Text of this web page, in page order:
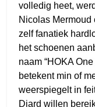
volledig heet,
Nicolas
zelf fanatiek
het schoenen
naam “HOKA
betekent min of
weerspiegelt in
Diard willen